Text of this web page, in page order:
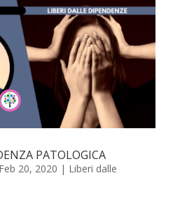
PATOLOGICA
Feb 20, 2020 | Liberi dalle